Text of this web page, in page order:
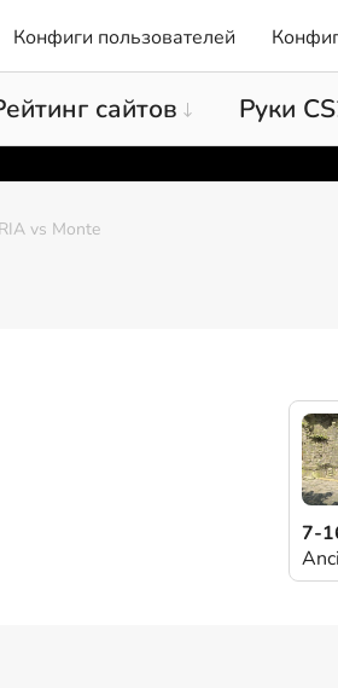
Конфиги пользователей
сайтов Руки
vs Monte
7-